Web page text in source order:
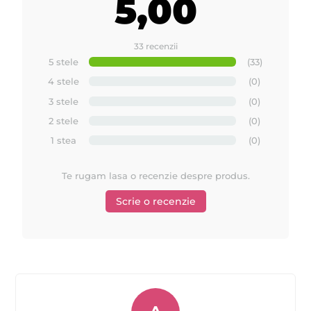
5,00
33 recenzii
5 stele
(33)
4 stele
(0)
3 stele
(0)
2 stele
(0)
1 stea
(0)
Te rugam lasa o recenzie despre produs.
Scrie o recenzie